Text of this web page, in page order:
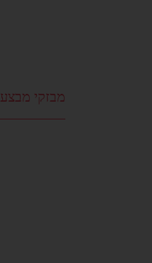
מבזקי